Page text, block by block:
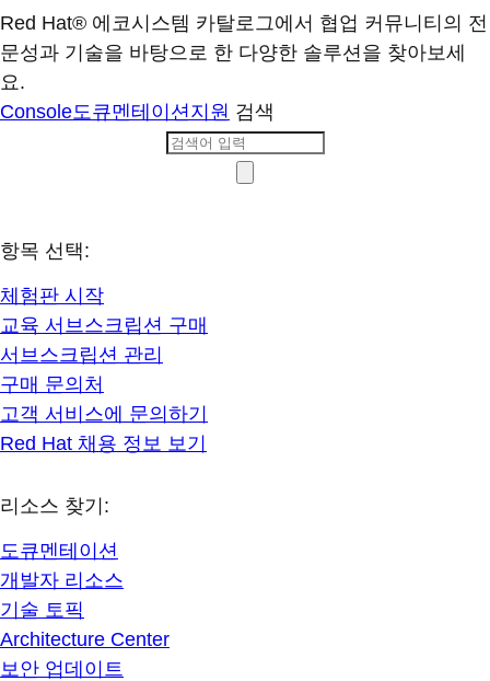
Red Hat® 에코시스템 카탈로그에서 협업 커뮤니티의 전
문성과 기술을 바탕으로 한 다양한 솔루션을 찾아보세
요.
Console도큐멘테이션지원 검색
항목 선택:
체험판 시작
교육 서브스크립션 구매
서브스크립션 관리
구매 문의처
고객 서비스에 문의하기
Red Hat 채용 정보 보기
리소스 찾기:
도큐멘테이션
개발자 리소스
기술 토픽
Architecture Center
보안 업데이트